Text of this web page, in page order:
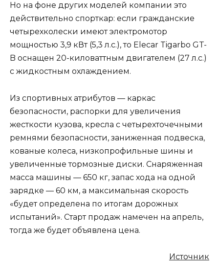
Но на фоне других моделей компании это
действительно спорткар: если гражданские
четырехколески имеют электромотор
мощностью 3,9 кВт (5,3 л.с.), то Elecar Tigarbo GT-
B оснащен 20-киловаттным двигателем (27 л.с.)
с жидкостным охлаждением.
Из спортивных атрибутов — каркас
безопасности, распорки для увеличения
жесткости кузова, кресла с четырехточечными
ремнями безопасности, заниженная подвеска,
кованые колеса, низкопрофильные шины и
увеличенные тормозные диски. Снаряженная
масса машины — 650 кг, запас хода на одной
зарядке — 60 км, а максимальная скорость
«будет определена по итогам дорожных
испытаний». Старт продаж намечен на апрель,
тогда же будет объявлена цена.
Источник